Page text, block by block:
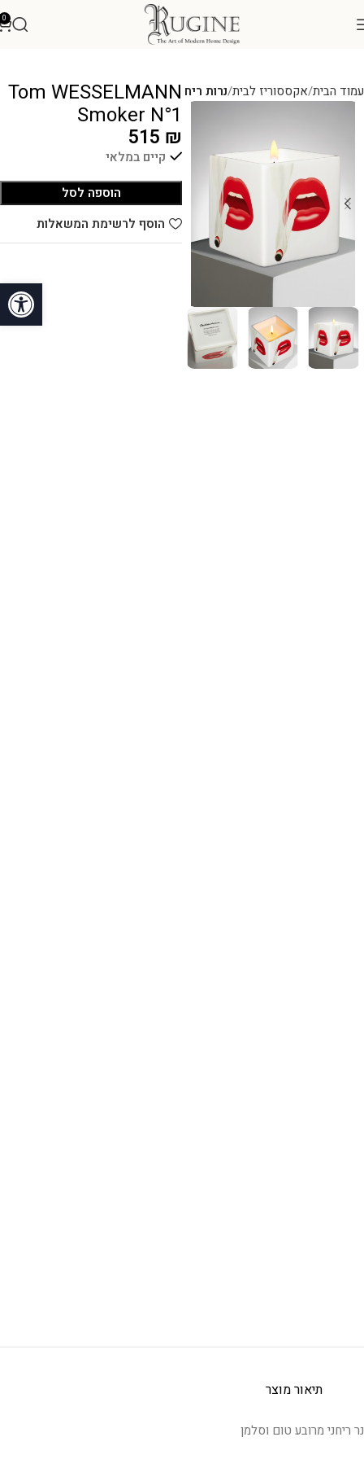
פתח
0
עמוד הבית אקססוריז לבית נרות ריח Tom WESSELMANN
Smoker N°1
515 ₪
קיים במלאי
הוספה לסל
הוסף לרשימת המשאלות
תיאור מוצר
נר ריחני מרובע טום וסלמן